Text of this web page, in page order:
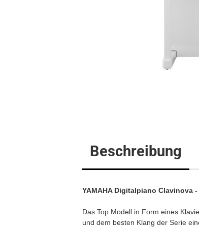
Beschreibung
YAMAHA Digitalpiano Clavinova
Das Top Modell in Form eines
und dem besten Klang der Serie